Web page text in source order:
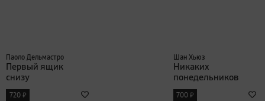
Паоло Дельмастро
Первый ящик
снизу
720 ₽
Шан Хьюз
Никаких
понедельников
700 ₽